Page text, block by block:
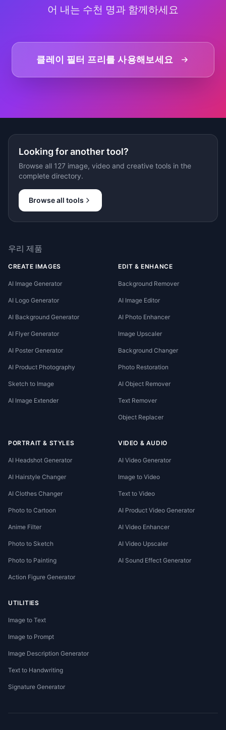
어 내는 수천 명과 함께하세요
클레이 필터 프리를 사용해보세요
Looking for another tool?
Browse all 127 image, video and creative tools in the
complete directory.
Browse all tools
우리 제품
CREATE IMAGES
AI Image Generator
AI Logo Generator
AI Background Generator
AI Flyer Generator
AI Poster Generator
AI Product Photography
Sketch to Image
AI Image Extender
EDIT & ENHANCE
Background Remover
AI Image Editor
AI Photo Enhancer
Image Upscaler
Background Changer
Photo Restoration
AI Object Remover
Text Remover
Object Replacer
PORTRAIT & STYLES
AI Headshot Generator
AI Hairstyle Changer
AI Clothes Changer
Photo to Cartoon
Anime Filter
Photo to Sketch
Photo to Painting
Action Figure Generator
VIDEO & AUDIO
AI Video Generator
Image to Video
Text to Video
AI Product Video Generator
AI Video Enhancer
AI Video Upscaler
AI Sound Effect Generator
UTILITIES
Image to Text
Image to Prompt
Image Description Generator
Text to Handwriting
Signature Generator